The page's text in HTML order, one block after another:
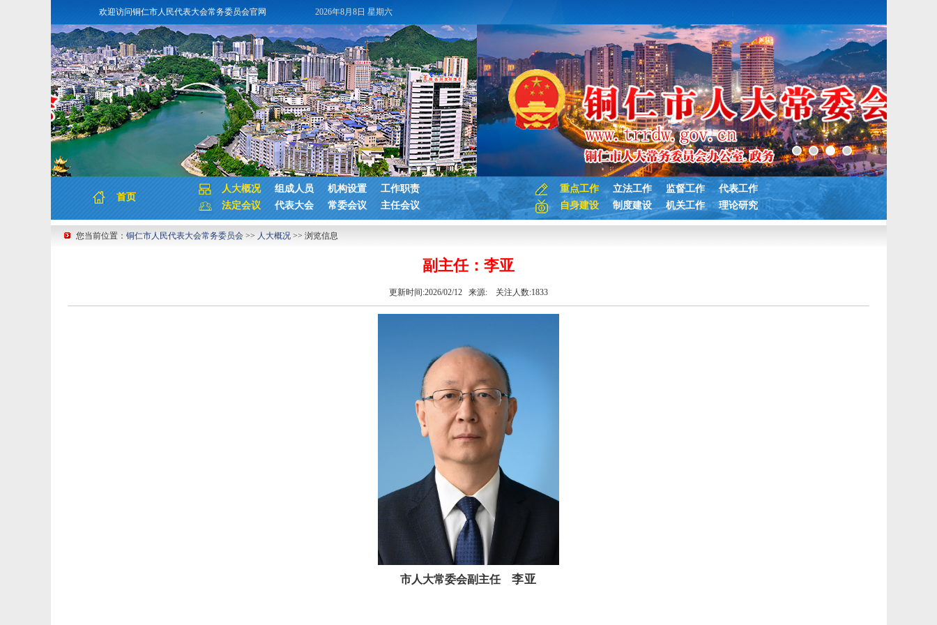
欢迎访问铜仁市人民代表大会常务委员会官网 2026年8月8日 星期六
首页
人大概况 组成人员 机构设置
工作职责
法定会议
代表大会 常委会议 主任会议
重点工作 立法工作 监督工作
代表工作
自身建设
制度建设 机关工作 理论研究
您当前位置： 铜仁市人民代表大会常务委员会>> 人大概况>> 浏览信息
副主任：李亚
更新时间:2026/02/12 来源: 关注人数:1833
市人大常委会副主任李亚